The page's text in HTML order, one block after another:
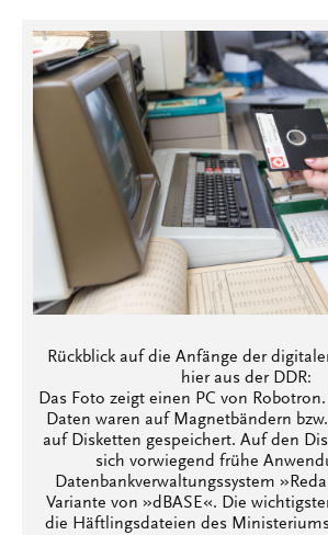
Rückblick auf die Anfänge der
hier aus der DDR:
Das Foto zeigt einen PC von
Daten waren auf Magnetbändern
auf Disketten gespeichert. Auf den
sich vorwiegend frühe
Datenbankverwaltungssystem
Variante von »dBASE«. Die
die Häftlingsdateien des